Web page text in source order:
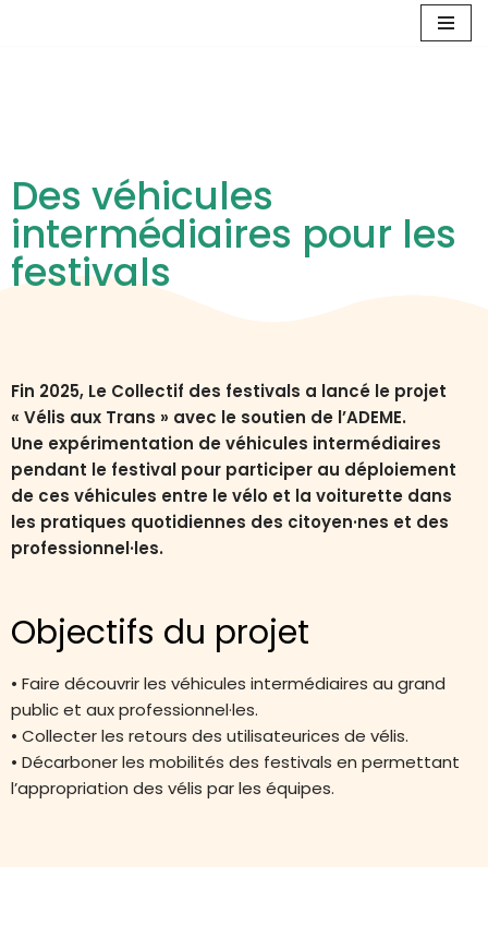
Des véhicules
intermédiaires pour les
festivals
Fin 2025, Le Collectif des festivals a lancé le projet
« Vélis aux Trans » avec le soutien de l’ADEME.
Une expérimentation de véhicules intermédiaires
pendant le festival pour participer au déploiement
de ces véhicules entre le vélo et la voiturette dans
les pratiques quotidiennes des citoyen·nes et des
professionnel·les.
Objectifs du projet
• Faire découvrir les véhicules intermédiaires au grand
public et aux professionnel·les.
• Collecter les retours des utilisateurices de vélis.
• Décarboner les mobilités des festivals en permettant
l’appropriation des vélis par les équipes.